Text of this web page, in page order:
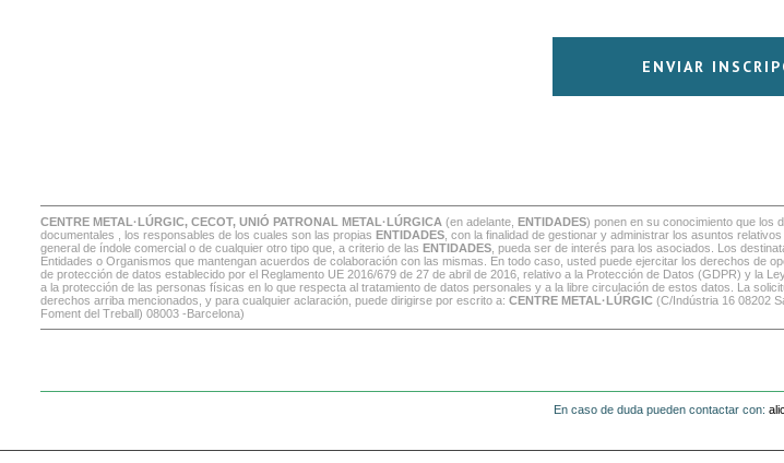
CENTRE METAL·LÚRGIC, CECOT, UNIÓ PATRONAL METAL·LÚRGICA (en adelante, ENTIDADES) ponen en su conocimiento que los
documentales , los responsables de los cuales son las propias ENTIDADES , con la finalidad de gestionar y administrar los asuntos
general de índole comercial o de cualquier otro tipo que, a criterio de las ENTIDADES , pueda ser de interés para los asociados. Los
Entidades o Organismos que mantengan acuerdos de colaboración con las mismas. En todo caso, usted puede ejercitar los derechos
de protección de datos establecido por el Reglamento UE 2016/679 de 27 de abril de 2016, relativo a la Protección de Datos (GDPR) y
a la protección de las personas físicas en lo que respecta al tratamiento de datos personales y a la libre circulación de estos datos. La
derechos arriba mencionados, y para cualquier aclaración, puede dirigirse por escrito a: CENTRE METAL·LÚRGIC (C/Indústria 16 08202
Foment del Treball) 08003 -Barcelona)
En caso de duda pueden contactar con: